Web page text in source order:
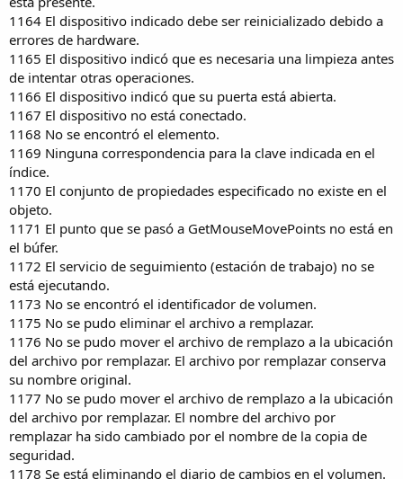
1164 El dispositivo indicado debe ser reinicializado debido a
errores de hardware.
1165 El dispositivo indicó que es necesaria una limpieza antes
de intentar otras operaciones.
1166 El dispositivo indicó que su puerta está abierta.
1167 El dispositivo no está conectado.
1168 No se encontró el elemento.
1169 Ninguna correspondencia para la clave indicada en el
índice.
1170 El conjunto de propiedades especificado no existe en el
objeto.
1171 El punto que se pasó a GetMouseMovePoints no está en
el búfer.
1172 El servicio de seguimiento (estación de trabajo) no se
está ejecutando.
1173 No se encontró el identificador de volumen.
1175 No se pudo eliminar el archivo a remplazar.
1176 No se pudo mover el archivo de remplazo a la ubicación
del archivo por remplazar. El archivo por remplazar conserva
su nombre original.
1177 No se pudo mover el archivo de remplazo a la ubicación
del archivo por remplazar. El nombre del archivo por
remplazar ha sido cambiado por el nombre de la copia de
seguridad.
1178 Se está eliminando el diario de cambios en el volumen.